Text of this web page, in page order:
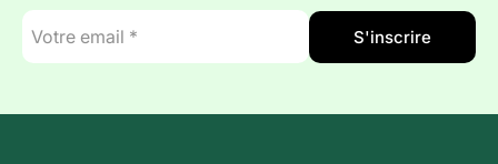
E-
mail
*
S'inscrire